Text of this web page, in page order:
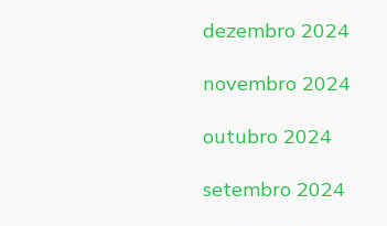
dezembro 2024
novembro 2024
outubro 2024
setembro 2024